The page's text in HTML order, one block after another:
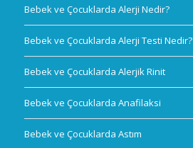
Bebek ve Çocuklarda Alerji Nedir?
Bebek ve Çocuklarda Alerji Testi Nedir?
Bebek ve Çocuklarda Alerjik Rinit
Bebek ve Çocuklarda Anafilaksi
Bebek ve Çocuklarda Astım